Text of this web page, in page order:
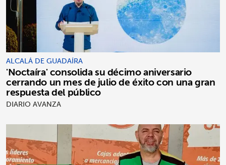
ALCALÁ DE GUADAÍRA
'Noctaíra' consolida su décimo aniversario
cerrando un mes de julio de éxito con una gran
respuesta del público
DIARIO AVANZA